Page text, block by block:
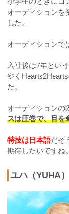
オーディションを
した。
オーディションで
入社後は7年とい
やく
た。
オーディションの
スは圧巻で、目を
特技は日本語だそ
期待したいですね。
ユハ（YUHA）